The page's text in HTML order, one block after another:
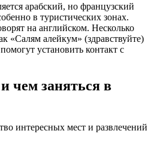
арабский, но французский
в туристических зонах.
на английском. Несколько
«Салям алейкум» (здравствуйте)
установить контакт с
чем заняться в
интересных мест и развлечений